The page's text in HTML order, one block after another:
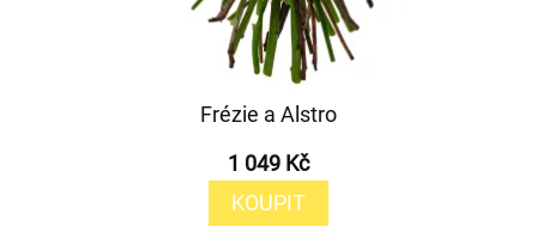
Frézie a Alstro
1 049 Kč
KOUPIT